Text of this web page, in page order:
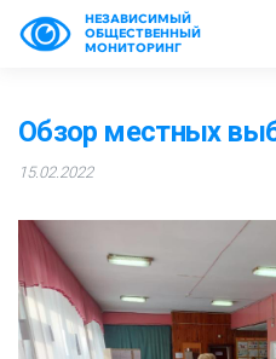
НЕЗАВИСИМЫЙ
ОБЩЕСТВЕННЫЙ
МОНИТОРИНГ
Обзор местных
15.02.2022